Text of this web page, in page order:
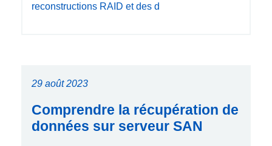
reconstructions RAID et des d
29 août 2023
Comprendre la récupération de
données sur serveur SAN